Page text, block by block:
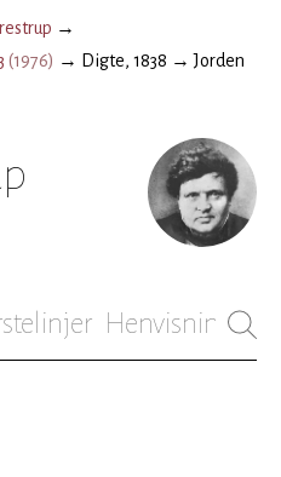
→
(1976) → Digte, 1838 →Jorden
Henvisninger